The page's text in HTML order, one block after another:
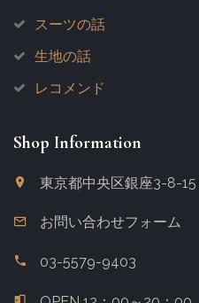
スーツの話
生地の話
レコメンド
Shop Information
東京都中央区銀座3-8-15
お問い合わせフォーム
03-5579-9403